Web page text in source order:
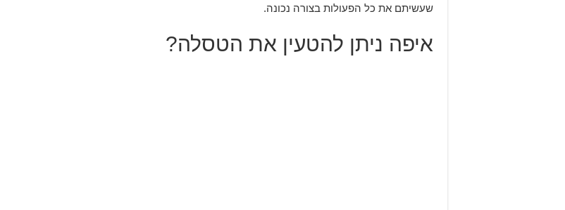
שעשיתם את כל הפעולות בצורה נכונה.
איפה ניתן להטעין את הטסלה?